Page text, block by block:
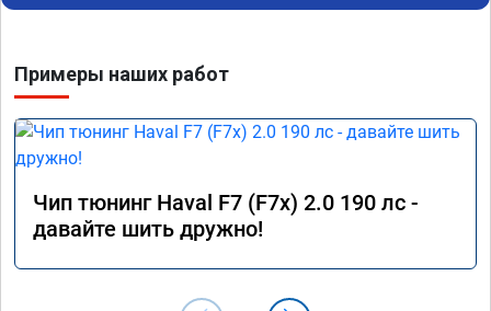
Примеры наших работ
Чип тюнинг Haval F7 (F7x) 2.0 190 лс -
давайте шить дружно!